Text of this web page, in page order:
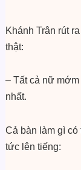
Khánh Trân rút
thật:
– Tất cả nữ
nhất.
Cả bàn làm gì
tức lên tiếng: